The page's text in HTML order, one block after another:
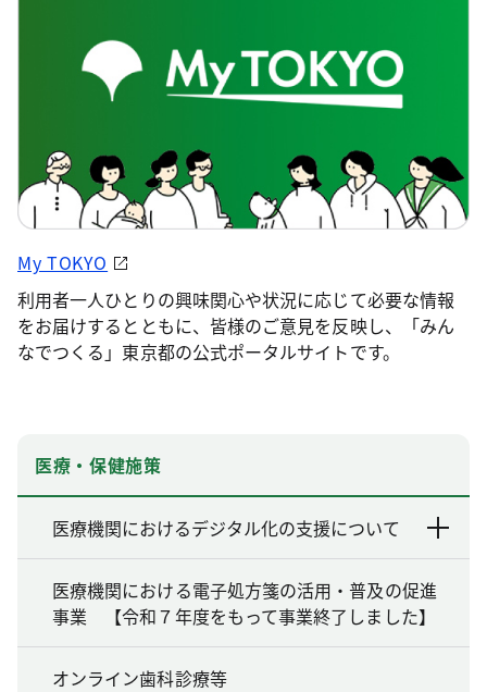
My TOKYO
利用者一人ひとりの興味関心や状況に応じて必要な情報
をお届けするとともに、皆様のご意見を反映し、「みん
なでつくる」東京都の公式ポータルサイトです。
医療・保健施策
医療機関におけるデジタル化の支援について
医療機関における電子処方箋の活用・普及の促進
事業 【令和７年度をもって事業終了しました】
オンライン歯科診療等